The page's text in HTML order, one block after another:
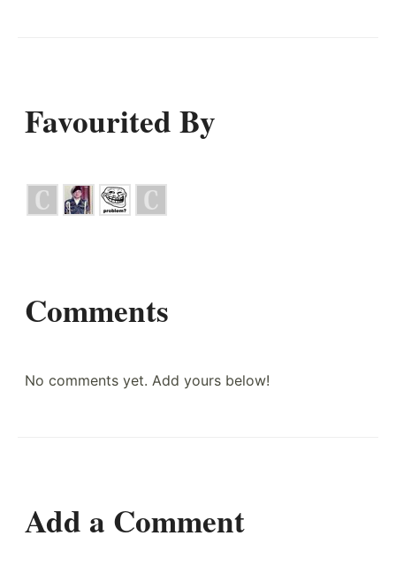
Favourited By
Comments
No comments yet. Add yours below!
Add a Comment